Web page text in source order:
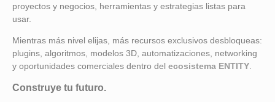
proyectos y negocios, herramientas y estrategias listas para
usar.
Mientras más nivel elijas, más recursos exclusivos desbloqueas:
plugins, algoritmos, modelos 3D, automatizaciones, networking
y oportunidades comerciales dentro del ecosistema ENTITY
Construye tu futuro.